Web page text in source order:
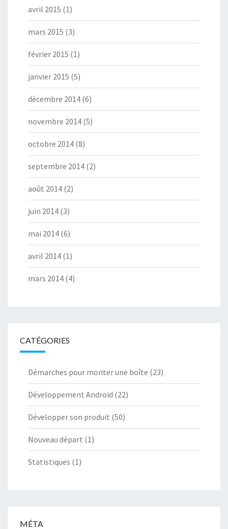
avril 2015 (1)
mars 2015 (3)
février 2015 (1)
janvier 2015 (5)
décembre 2014 (6)
novembre 2014 (5)
octobre 2014 (8)
septembre 2014 (2)
août 2014 (2)
juin 2014 (3)
mai 2014 (6)
avril 2014 (1)
mars 2014 (4)
CATÉGORIES
Démarches pour monter une boîte (23)
Développement Android (22)
Développer son produit (50)
Nouveau départ (1)
Statistiques (1)
MÉTA